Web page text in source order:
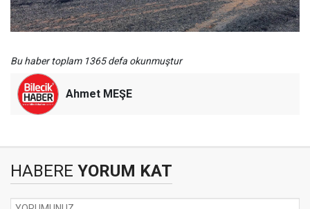
Bu haber toplam 1365 defa okunmuştur
Ahmet MEŞE
HABERE YORUM KAT